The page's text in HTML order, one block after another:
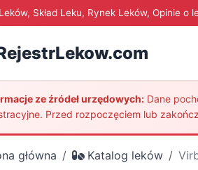
Skład Leku, Rynek Leków, Opinie o
ze źródeł urzędowych: Dane
Przed rozpoczęciem lub
główna Katalog leków